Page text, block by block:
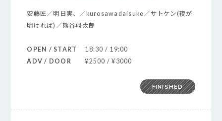
安藤匠／明日実、／kurosawadaisuke／サトケン(夜が
明ければ)／熊谷翔太郎
OPEN / START
18:30 / 19:00
ADV / DOOR
¥2500 / ¥3000
FINISHED